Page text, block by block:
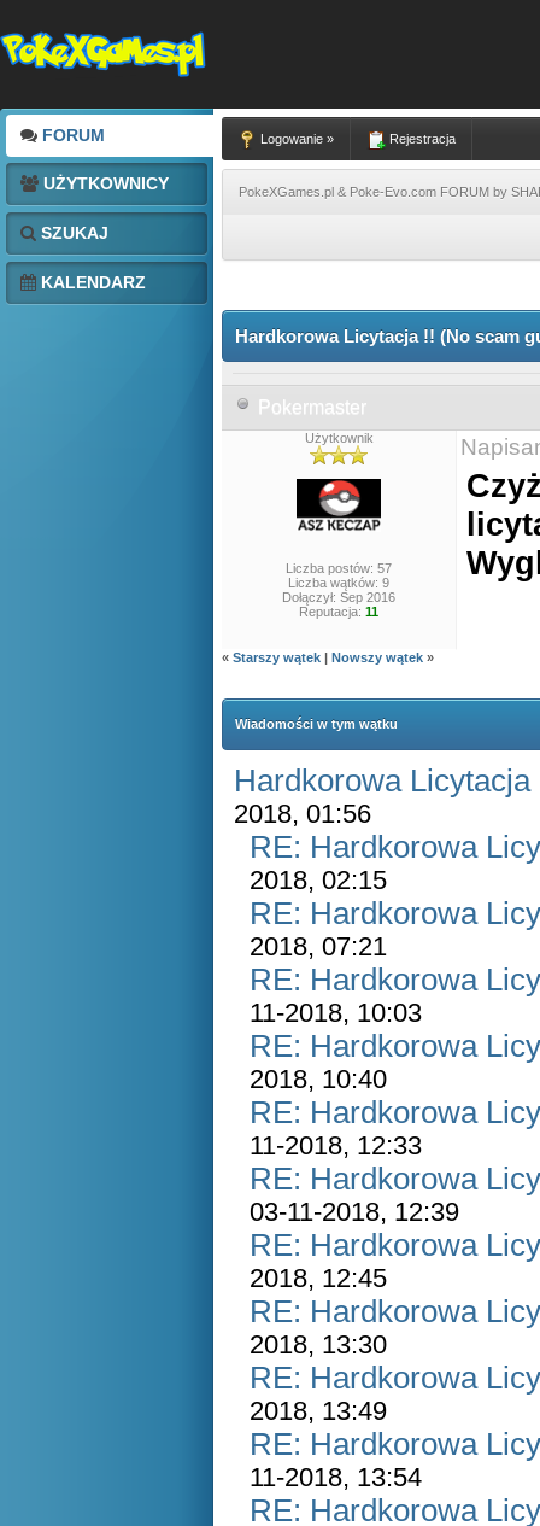
FORUM
UŻYTKOWNICY
SZUKAJ
KALENDARZ
Logowanie » Rejestracja
PokeXGames.pl & Poke-Evo.com FORUM by
Hardkorowa Licytacja !! (No scam
Pokermaster
Użytkownik
Liczba postów: 57
Liczba wątków: 9
Dołączył: Sep 2016
Reputacja: 11
« Starszy wątek | Nowszy wątek »
Wiadomości w tym wątku
Hardkorowa
2018, 01:56
RE: Hardkorowa
2018, 02:15
RE: Hardkorowa
2018, 07:21
RE: Hardkorowa
11-2018, 10:03
RE: Hardkorowa
2018, 10:40
RE: Hardkorowa
11-2018, 12:33
RE: Hardkorowa
03-11-2018, 12:39
RE: Hardkorowa
2018, 12:45
RE: Hardkorowa
2018, 13:30
RE: Hardkorowa
2018, 13:49
RE: Hardkorowa
11-2018, 13:54
RE: Hardkorowa